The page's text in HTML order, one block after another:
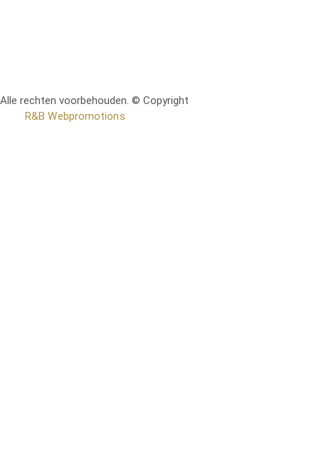
Alle rechten voorbehouden. © Copyright
R&B Webpromotions